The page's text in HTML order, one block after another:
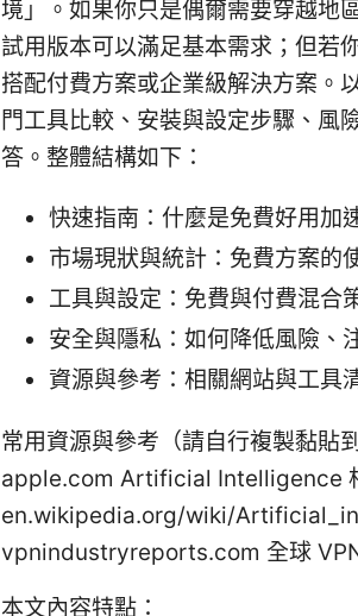
境」。如果你只是偶爾需要穿越地
試用版本可以滿足基本需求；但若
搭配付費方案或企業級解決方案。
門工具比較、安裝與設定步驟、風
答。整體結構如下：
快速指南：什麼是免費好用加
市場現狀與統計：免費方案的
工具與設定：免費與付費混合
安全與隱私：如何降低風險、
資源與參考：相關網站與工具
常用資源與參考（請自行複製黏貼
apple.com Artificial Intelligence
en.wikipedia.org/wiki/
vpnindustryreports.com 全球
本文內容特點：